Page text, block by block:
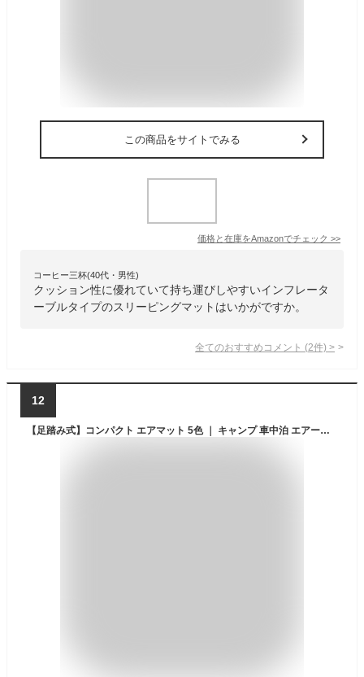
この商品をサイトでみる
価格と在庫をAmazonでチェック >>
コーヒー三杯(40代・男性)
クッション性に優れていて持ち運びしやすいインフレータ
ーブルタイプのスリーピングマットはいかがですか。
全てのおすすめコメント (2件) >
12
【足踏み式】コンパクト エアマット 5色 ｜ キャンプ 車中泊 エアーマット 空気入れ必要なし 屋外での休憩にも エアーマット 登山 足踏み 枕付き ソロキャンプ ポンプ付き 収納袋付き オフィス 簡単収納 防水 送料無料 インフレータブル 防災マット